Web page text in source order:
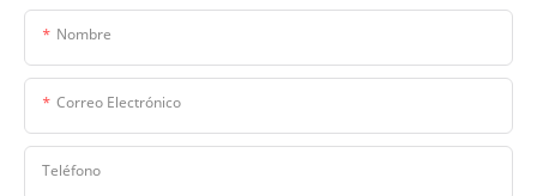
Nombre
Correo Electrónico
Teléfono